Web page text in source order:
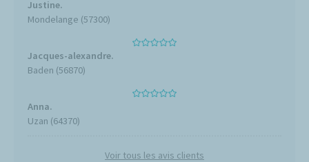
Justine.
Mondelange (57300)
Jacques-alexandre.
Baden (56870)
Anna.
Uzan (64370)
Voir tous les avis clients